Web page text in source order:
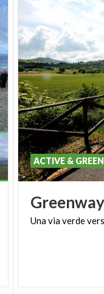
Greenway
Unaviaverde
ACTIVE & GREEN